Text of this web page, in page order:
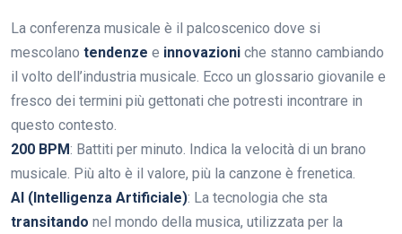
La conferenza musicale è il palcoscenico dove si
mescolano tendenze e innovazioni che stanno cambiando
il volto dell’industria musicale. Ecco un glossario giovanile e
fresco dei termini più gettonati che potresti incontrare in
questo contesto.
200 BPM: Battiti per minuto. Indica la velocità di un brano
musicale. Più alto è il valore, più la canzone è frenetica.
AI (Intelligenza Artificiale): La tecnologia che sta
transitando nel mondo della musica, utilizzata per la